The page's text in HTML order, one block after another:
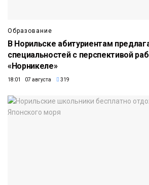
Образование
В Норильске абитуриентам
специальностей с перспективой
«Норникеле»
18:01 07 августа 319